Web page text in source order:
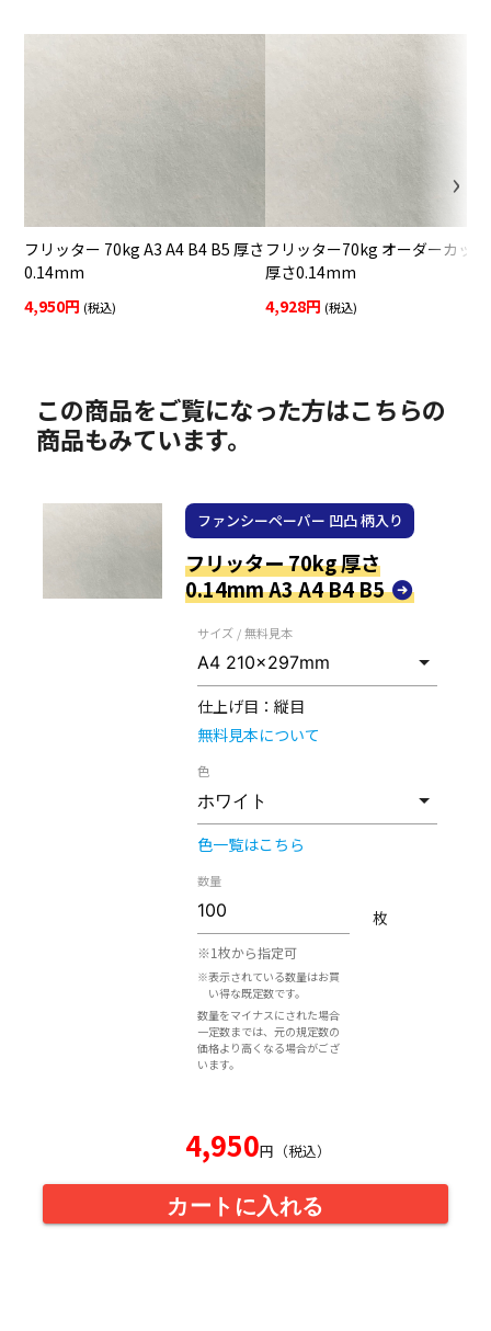
フリッター 70kg A3 A4 B4 B5 厚さ
0.14mm
4,950円 (税込)
フリッター70kg オーダーカット
厚さ0.14mm
4,928円 (税込)
この商品をご覧になった方はこちらの
商品もみています。
ファンシーペーパー 凹凸 柄入り
フリッター 70kg 厚さ
0.14mm A3 A4 B4 B5
サイズ / 無料見本
仕上げ目： 縦目
無料見本について
色
色一覧はこちら
数量
※1枚から指定可
※表示されている数量はお買
い得な既定数です。
数量をマイナスにされた場合
一定数までは、元の規定数の
価格より高くなる場合がござ
います。
枚
4,950円（税込）
カートに入れる